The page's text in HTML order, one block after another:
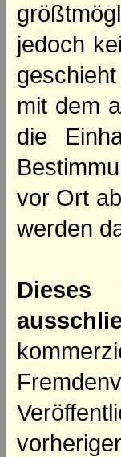
jedoch
mit dem
die
vor Ort
werden
Dieses